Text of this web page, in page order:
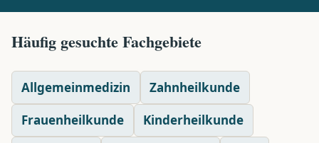
Häufig gesuchte Fachgebiete
Allgemeinmedizin Zahnheilkunde
Frauenheilkunde Kinderheilkunde